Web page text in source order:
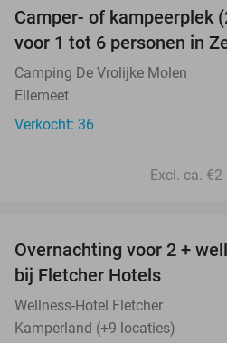
Camper- of kampeerplek
voor 1 tot 6 personen in
Camping De Vrolijke Molen
Ellemeet
Verkocht: 36
Excl. ca.
Overnachting voor 2 +
bij Fletcher Hotels
Wellness-Hotel Fletcher
Kamperland (+9 locaties)